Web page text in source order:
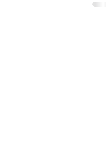
oleju z migdałów ( można...